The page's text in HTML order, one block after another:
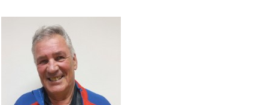
Devenir membre